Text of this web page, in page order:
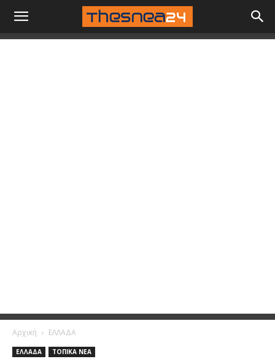
Αρχική ΕΛΛΑΔΑ
ΕΛΛΑΔΑ ΤΟΠΙΚΑ ΝΕΑ